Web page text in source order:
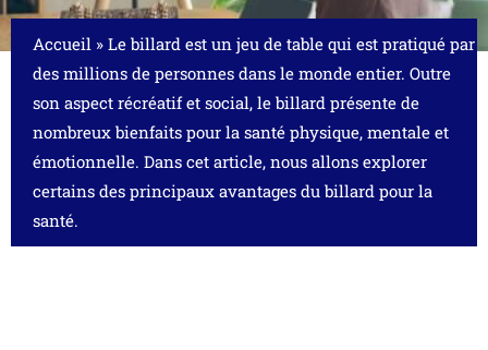
Accueil » Le billard est un jeu de table qui est pratiqué par
des millions de personnes dans le monde entier. Outre
son aspect récréatif et social, le billard présente de
nombreux bienfaits pour la santé physique, mentale et
émotionnelle. Dans cet article, nous allons explorer
certains des principaux avantages du billard pour la
santé.